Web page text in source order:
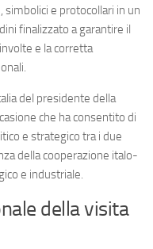
simbolici e protocollari in un
finalizzato a garantire il
e la corretta
del presidente della
che ha consentito di
e strategico tra i due
della cooperazione italo-
e industriale.
della visita